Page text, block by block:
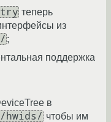
теперь
из
;
поддержка
в
чтобы им